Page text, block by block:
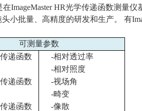
在ImageMaster HR光学传递函数测量仪
小批量、高精度的研发和生产。 有
可测量参数
递函数
递函数
递函数
-相对透过率
-相对照度
-视场角
-畸变
-像散